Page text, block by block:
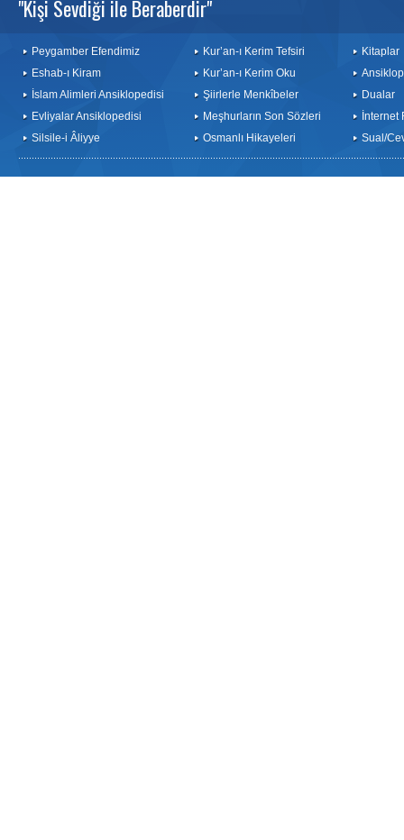
"Kişi Sevdiği ile Beraberdir"
Peygamber Efendimiz
Eshab-ı Kiram
İslam Alimleri Ansiklopedisi
Evliyalar Ansiklopedisi
Silsile-i Âliyye
Kur’an-ı Kerim Tefsiri
Kur’an-ı Kerim Oku
Şiirlerle Menkîbeler
Meşhurların Son Sözleri
Osmanlı Hikayeleri
Kitaplar
Dualar
İnternet
Sual/